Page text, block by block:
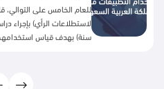
للعام الخامس على
سنة) بهدف قياس استخدامهم